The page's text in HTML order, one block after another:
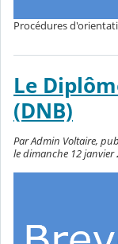
Procédures
Le
(DNB)
Par Admin Voltaire,
le dimanche 12 janvier